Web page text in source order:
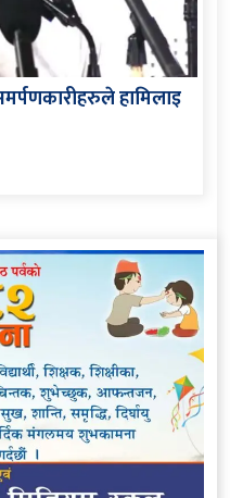
हामिलाइ